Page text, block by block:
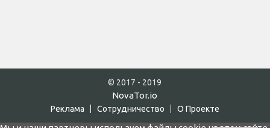
© 2017 - 2019
NovaTor.io
Реклама Cотрудничество О Проекте